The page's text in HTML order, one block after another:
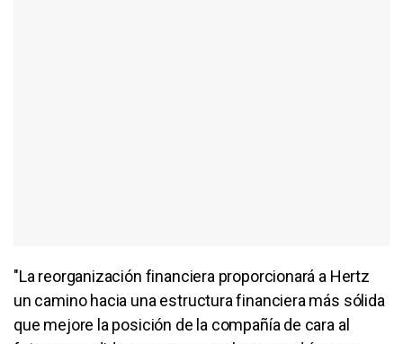
"La reorganización financiera proporcionará a Hertz
un camino hacia una estructura financiera más sólida
que mejore la posición de la compañía de cara al